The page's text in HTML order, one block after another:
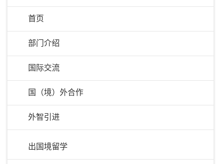
首页
部门介绍
国际交流
国（境）外合作
外智引进
出国境留学